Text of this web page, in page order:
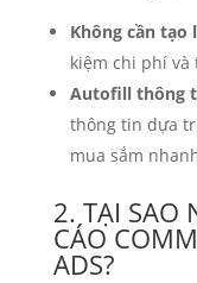
Không cần tạo
kiệm chi phí và
Autofill thông
thông tin dựa
mua sắm
2. TẠI SAO
CÁO
ADS?